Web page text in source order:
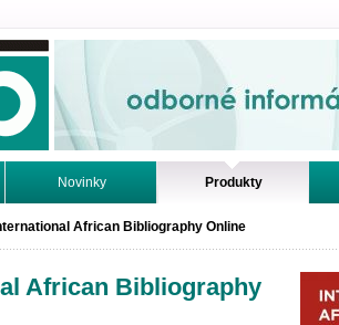
Odborné informácie. Online.
Novinky Produkty
Tutoriály
African Bibliography Online
African Bibliography